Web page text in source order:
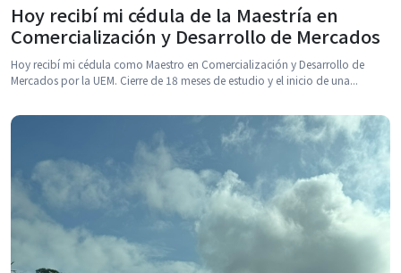
Hoy recibí mi cédula de la Maestría en
Comercialización y Desarrollo de Mercados
Hoy recibí mi cédula como Maestro en Comercialización y Desarrollo de
Mercados por la UEM. Cierre de 18 meses de estudio y el inicio de una...